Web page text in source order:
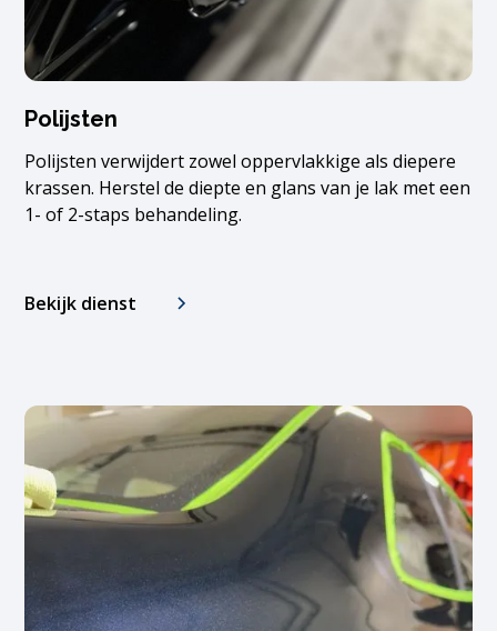
Polijsten
Polijsten verwijdert zowel oppervlakkige als diepere
krassen. Herstel de diepte en glans van je lak met een
1- of 2-staps behandeling.
Bekijk dienst